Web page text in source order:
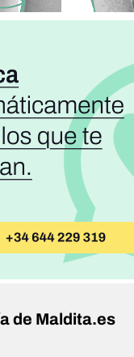
de Maldita.es